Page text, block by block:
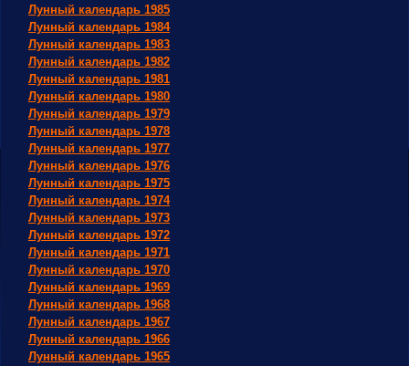
Лунный календарь 1985
Лунный календарь 1984
Лунный календарь 1983
Лунный календарь 1982
Лунный календарь 1981
Лунный календарь 1980
Лунный календарь 1979
Лунный календарь 1978
Лунный календарь 1977
Лунный календарь 1976
Лунный календарь 1975
Лунный календарь 1974
Лунный календарь 1973
Лунный календарь 1972
Лунный календарь 1971
Лунный календарь 1970
Лунный календарь 1969
Лунный календарь 1968
Лунный календарь 1967
Лунный календарь 1966
Лунный календарь 1965